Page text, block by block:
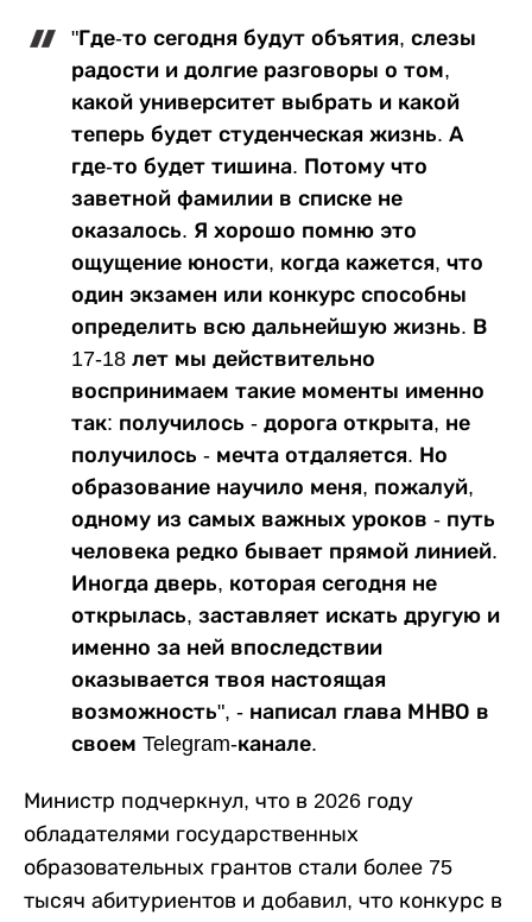
"Где-то сегодня будут объятия, слезы
радости и долгие разговоры о том,
какой университет выбрать и какой
теперь будет студенческая жизнь. А
где-то будет тишина. Потому что
заветной фамилии в списке не
оказалось. Я хорошо помню это
ощущение юности, когда кажется, что
один экзамен или конкурс способны
определить всю дальнейшую жизнь. В
17-18 лет мы действительно
воспринимаем такие моменты именно
так: получилось - дорога открыта, не
получилось - мечта отдаляется. Но
образование научило меня, пожалуй,
одному из самых важных уроков - путь
человека редко бывает прямой линией.
Иногда дверь, которая сегодня не
открылась, заставляет искать другую и
именно за ней впоследствии
оказывается твоя настоящая
возможность", - написал глава МНВО в
своем Telegram-канале.
Министр подчеркнул, что в 2026 году
обладателями государственных
образовательных грантов стали более 75
тысяч абитуриентов и добавил, что конкурс в